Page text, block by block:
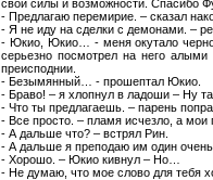
свои силы и возможности. Спасибо
- Предлагаю перемирие. – сказал
- Я не иду на сделки с демонами. –
- Юкио, Юкио… - меня окутало
серьезно посмотрел на него
преисподнии.
- Безымянный… - прошептал Юкио.
- Браво! – я хлопнул в ладоши – Ну
- Что ты предлагаешь. – парень
- Все просто. – пламя исчезло, а мои
- А дальше что? – встрял Рин.
- А дальше я преподаю им один
- Хорошо. – Юкио кивнул – Но…
- Не думаю, что мое слово для тебя